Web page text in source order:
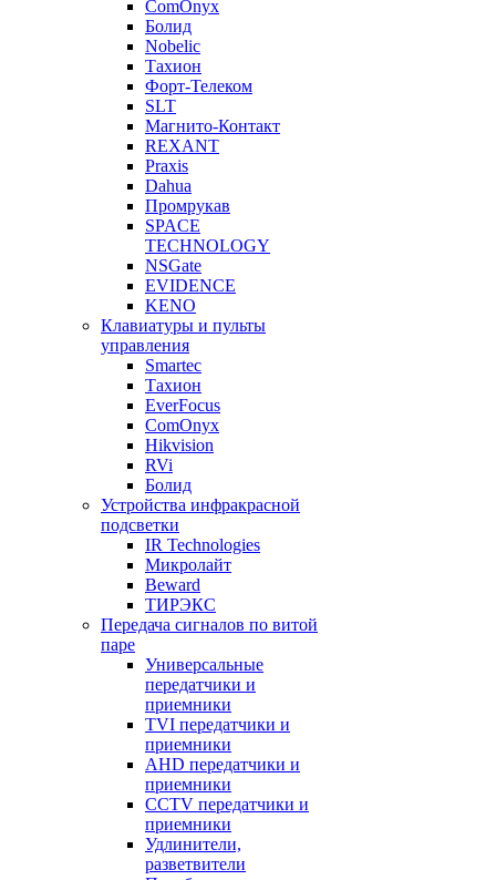
ComOnyx
Болид
Nobelic
Тахион
Форт-Телеком
SLT
Магнито-Контакт
REXANT
Praxis
Dahua
Промрукав
SPACE
TECHNOLOGY
NSGate
EVIDENCE
KENO
Клавиатуры и пульты
управления
Smartec
Тахион
EverFocus
ComOnyx
Hikvision
RVi
Болид
Устройства инфракрасной
подсветки
IR Technologies
Микролайт
Beward
ТИРЭКС
Передача сигналов по витой
паре
Универсальные
передатчики и
приемники
TVI передатчики и
приемники
AHD передатчики и
приемники
CCTV передатчики и
приемники
Удлинители,
разветвители